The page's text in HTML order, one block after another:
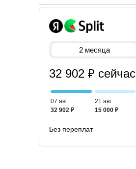
2 месяца
32 902 ₽ сейчас
07 авг
32 902 ₽
21 авг
15 000 ₽
Без переплат